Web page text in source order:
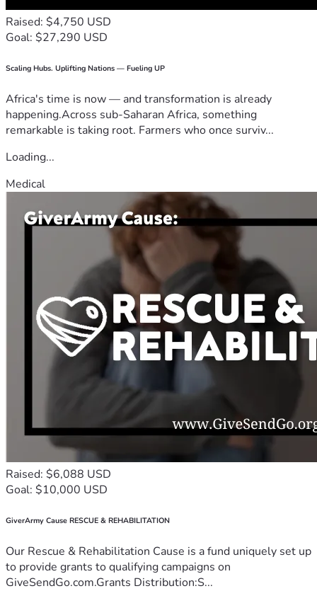
Raised: $4,750 USD
Goal: $27,290 USD
Scaling Hubs. Uplifting Nations — Fueling UP
Africa's time is now — and transformation is already
happening.Across sub-Saharan Africa, something
remarkable is taking root. Farmers who once surviv...
Loading...
Medical
Raised: $6,088 USD
Goal: $10,000 USD
GiverArmy Cause RESCUE & REHABILITATION
Our Rescue & Rehabilitation Cause is a fund uniquely set up
to provide grants to qualifying campaigns on
GiveSendGo.com.Grants Distribution:S...